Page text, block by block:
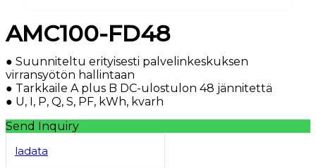
AMC100-FD48
● Suunniteltu erityisesti palvelinkeskuksen
virransyötön hallintaan
● Tarkkaile A plus B DC-ulostulon 48 jännitettä
● U, I, P, Q, S, PF, kWh, kvarh
Send Inquiry
ladata